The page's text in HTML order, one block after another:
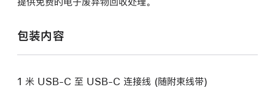
包装内容
1 米 USB-C 至 USB-C 连接线 (随附束线带)